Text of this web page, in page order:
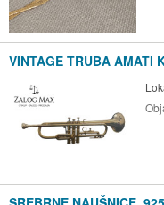
VINTAGE TRUBA AMATI